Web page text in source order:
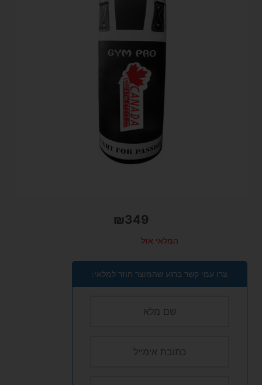
₪349
המלאי אזל
צרו עמי קשר ברגע שהמוצר חוזר למלאי: